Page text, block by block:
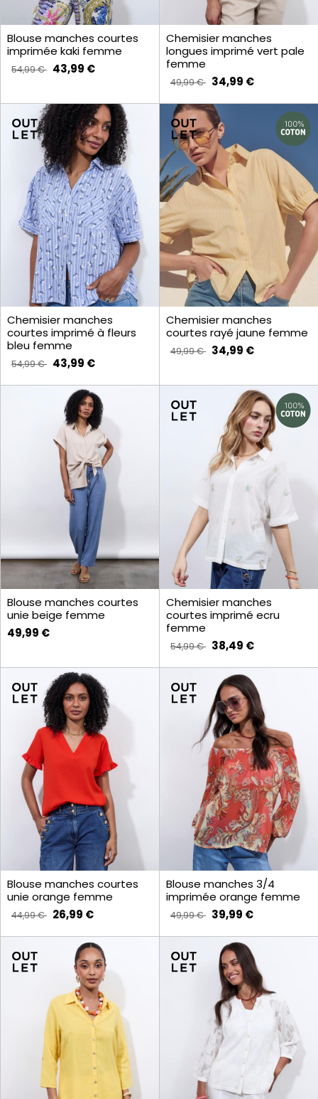
Blouse manches courtes
imprimée kaki femme
54,99 € 43,99 €
Chemisier manches
longues imprimé vert pale
femme
49,99 € 34,99 €
Chemisier manches
courtes imprimé à fleurs
bleu femme
54,99 € 43,99 €
Chemisier manches
courtes rayé jaune femme
49,99 € 34,99 €
Blouse manches courtes
unie beige femme
49,99 €
Chemisier manches
courtes imprimé ecru
femme
54,99 € 38,49 €
Blouse manches courtes
unie orange femme
44,99 € 26,99 €
Blouse manches 3/4
imprimée orange femme
49,99 € 39,99 €